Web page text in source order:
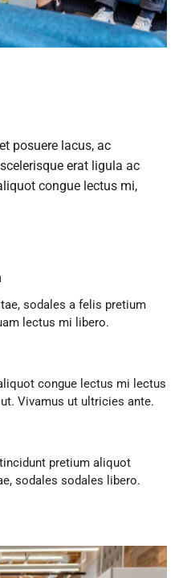
posuere lacus, ac
erat ligula ac
congue lectus mi,
sodales a felis pretium
lectus mi libero.
congue lectus mi lectus
Vivamus ut ultricies ante.
pretium aliquot
sodales sodales libero.